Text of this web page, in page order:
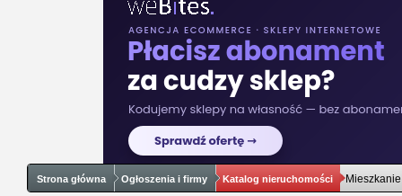
Strona główna Ogłoszenia i firmy Katalog nieruchomości